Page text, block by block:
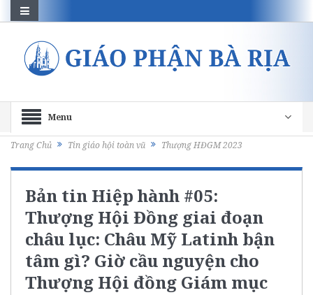
Menu
Trang Chủ Tin giáo hội toàn vũ Thượng HĐGM 2023
Bản tin Hiệp hành #05:
Thượng Hội Đồng giai đoạn
châu lục: Châu Mỹ Latinh bận
tâm gì? Giờ cầu nguyện cho
Thượng Hội đồng Giám mục